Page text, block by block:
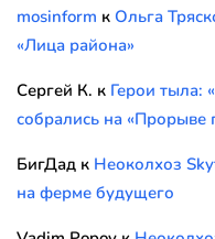
mosinform к Ольга
«Лица района»
Сергей К. к Герои тыла:
собрались на «Прорыве
БигДад к Неоколхоз
на ферме будущего